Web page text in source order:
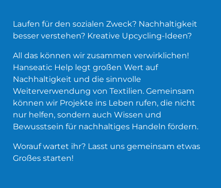
Laufen für den sozialen Zweck? Nachhaltigkeit
besser verstehen? Kreative Upcycling-Ideen?
All das können wir zusammen verwirklichen!
Hanseatic Help legt großen Wert auf
Nachhaltigkeit und die sinnvolle
Weiterverwendung von Textilien. Gemeinsam
können wir Projekte ins Leben rufen, die nicht
nur helfen, sondern auch Wissen und
Bewusstsein für nachhaltiges Handeln fördern.
Worauf wartet ihr? Lasst uns gemeinsam etwas
Großes starten!